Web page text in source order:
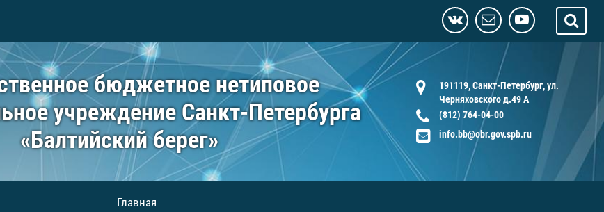
бюджетное нетиповое
учреждение Санкт-Петербурга
«Балтийский берег»
191119, Санкт-Петербург, ул.
Черняховского д.49 А
(812) 764-04-00
info.bb@obr.gov.spb.ru
Главная